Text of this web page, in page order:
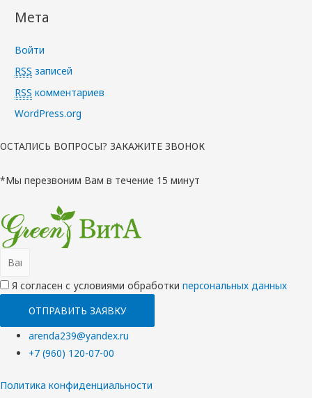
Мета
Войти
RSS записей
RSS комментариев
WordPress.org
ОСТАЛИСЬ ВОПРОСЫ? ЗАКАЖИТЕ ЗВОНОК
*Мы перезвоним Вам в течение 15 минут
Я согласен с условиями обработки перcональных данных
ОТПРАВИТЬ ЗАЯВКУ
arenda239@yandex.ru
+7 (960) 120-07-00
Политика конфиденциальности